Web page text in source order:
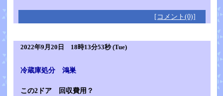
[コメント(0)]
2022年9月20日 18時13分53秒 (Tue)
冷蔵庫処分 鴻巣
この2ドア 回収費用？